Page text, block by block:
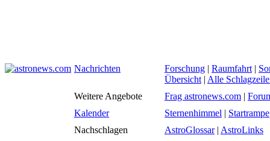
Nachrichten Forschung | Raumfahrt |
Übersicht | Alle
Weitere Angebote
Frag astronews.com |
Kalender
Sternenhimmel | Startrampe
Nachschlagen
AstroGlossar| AstroLinks